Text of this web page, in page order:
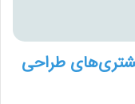
طراحی